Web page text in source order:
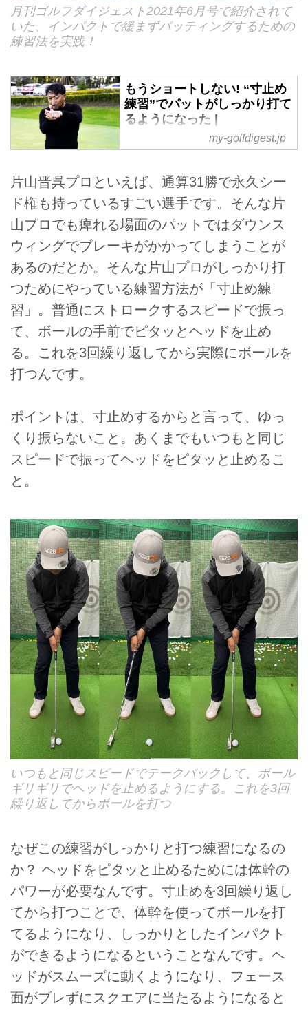
月刊ゴルフダイジェスト2021年6月号で紹介されて
いた、インパクトで緩まずパッティングするための
練習法を実践！
もうショートしない! “寸止め
練習”でパットがしっかり打て
るようになった |
TEXT／Yumiko Shigetomi
OkazawaTHANKS／フェニック
スシーガイアリゾート 日々技術
向上のため研鑽を惜しまない片山
晋呉の連載「上達の玉手箱」。第
my-golfdigest.jp
片山晋呉プロといえば、通算31勝で永久シー
ド権も持っているすごい選手です。そんな片
山プロでも痺れる場面のパットではダウンス
ウィングでブレーキがかかってしまうことが
あるのだとか。そんな片山プロがしっかり打
つためにやっている練習方法が「寸止め練
習」。普通にストロークするスピードで振っ
て、ボールの手前でピタッとヘッドを止め
る。これを3回繰り返してから実際にボールを
打つんです。
ポイントは、寸止めするからと言って、ゆっ
くり振らないこと。あくまでもいつもと同じ
スピードで振ってヘッドをピタッと止めるこ
と。
いつもと同じスピードでテークバックして、ボール
ギリギリでヘッドを止めるようにする。これを3回
繰り返してからボールを打つ
なぜこの練習がしっかりと打つ練習になるの
か？ ヘッドをピタッと止めるためには体幹の
パワーが必要なんです。寸止めを3回繰り返し
てから打つことで、体幹を使ってボールを打
てるようになり、しっかりとしたインパクト
ができるようになるということなんです。ヘ
ッドがスムーズに動くようになり、フェース
面がブレずにスクエアに当たるようになると